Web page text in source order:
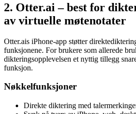
2. Otter.ai – best for
av virtuelle møtenotater
Otter.ais iPhone-app støtter
funksjonene. For brukere som allerede
dikteringsopplevelsen et nyttig tillegg
funksjon.
Nøkkelfunksjoner
Direkte diktering med